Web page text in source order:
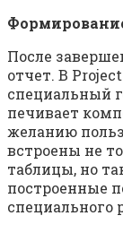
После
отчет. В
специальный
печивает
желанию
встроены не
таблицы, но
построенные
специального